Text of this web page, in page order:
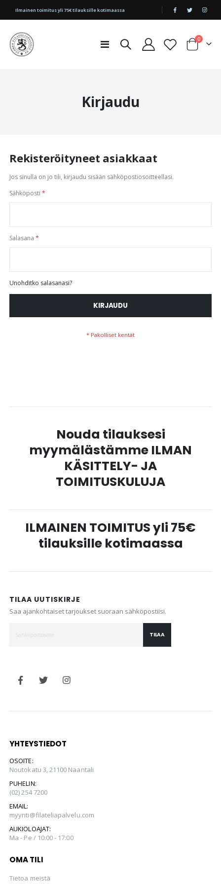
|
Ilmainen toimitus yli 75€ tilauksille kotimaassa
Toggle
Cart
0tuotetta
Kirjaudu
Rekisteröityneet asiakkaat
Jos sinulla on jo tili, kirjaudu sisään sähköpostiosoitteellasi.
Sähköposti
Salasana
Unohditko salasanasi?
KIRJAUDU
Nouda tilauksesi
myymälästämme ILMAN
KÄSITTELY- JA
TOIMITUSKULUJA
ILMAINEN TOIMITUS yli 75€
tilauksille kotimaassa
TILAA UUTISKIRJE
Saa ajankohtaiset tarjoukset suoraan sähköpostiisi.
TILAA
YHTEYSTIEDOT
OSOITE:
Noutokatu 3, 21100 Naantali
PUHELIN:
(02) 254 7200
EMAIL:
myynti@filateliapalvelu.com
AUKIOLOAJAT:
Ma - Pe / 10:00 - 17:00
OMA TILI
Tietoa meistä